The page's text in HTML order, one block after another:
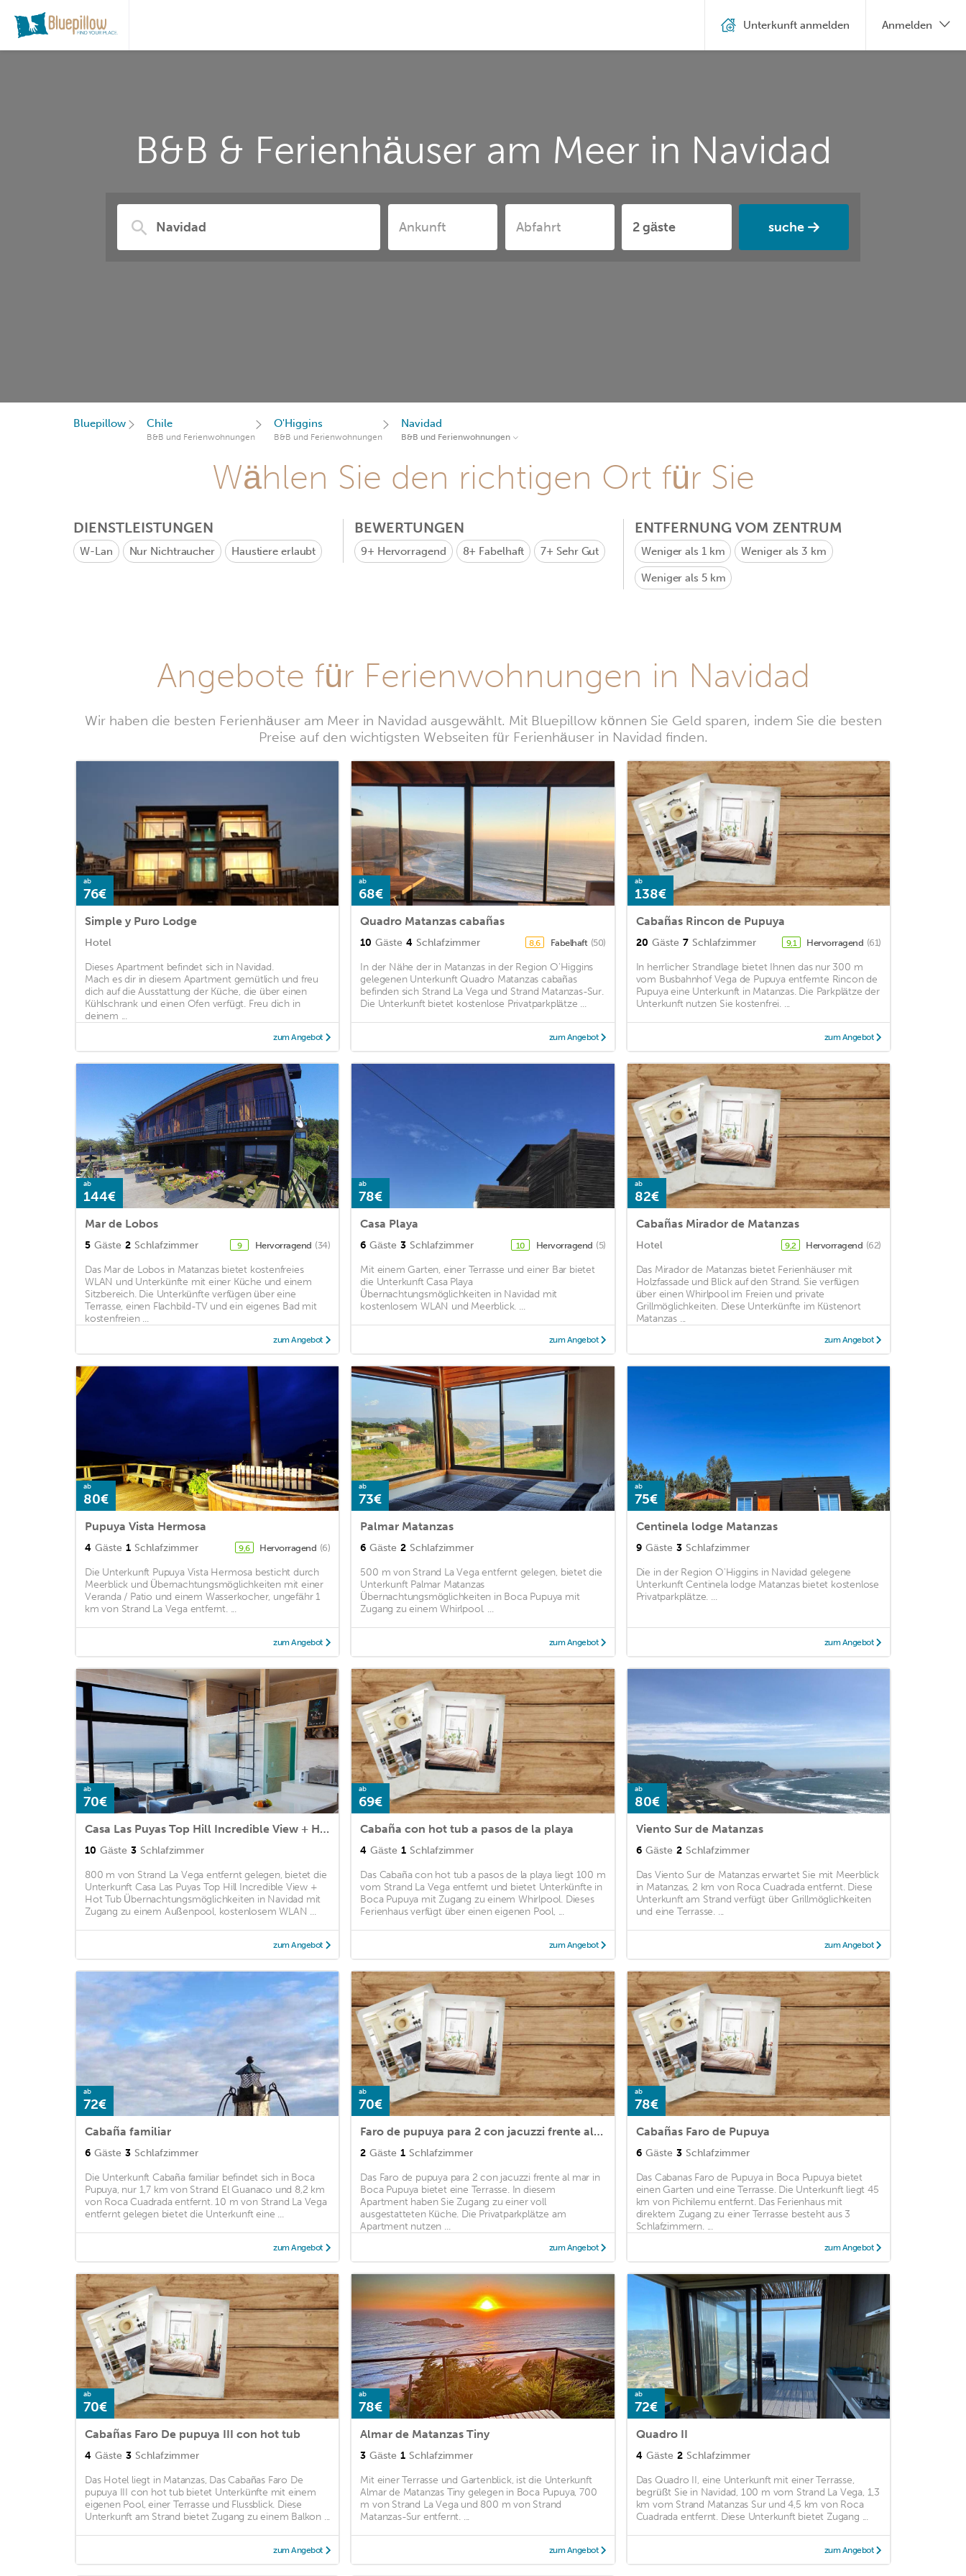
B&B & Ferienhäuser am Meer in Navidad
suche
Unterkunft anmelden Anmelden
Bluepillow Chile
B&B und Ferienwohnungen
O'Higgins
B&B und Ferienwohnungen
Navidad
B&B und Ferienwohnungen
Wählen Sie den richtigen Ort für Sie
DIENSTLEISTUNGEN
W-Lan Nur Nichtraucher Haustiere erlaubt
BEWERTUNGEN
9+ Hervorragend 8+ Fabelhaft 7+ Sehr Gut
ENTFERNUNG VOM ZENTRUM
Weniger als 1 km Weniger als 3 km
Weniger als 5 km
Angebote für Ferienwohnungen in Navidad
Wir haben die besten Ferienhäuser am Meer in Navidad ausgewählt. Mit Bluepillow können Sie Geld sparen, indem Sie die besten
Preise auf den wichtigsten Webseiten für Ferienhäuser in Navidad finden.
ab
76€
Simple y Puro Lodge
Hotel
Dieses Apartment befindet sich in Navidad.
Mach es dir in diesem Apartment gemütlich und freu
dich auf die Ausstattung der Küche, die über einen
Kühlschrank und einen Ofen verfügt. Freu dich in
deinem ...
zum Angebot
ab
68€
Quadro Matanzas cabañas
10 Gäste 4 Schlafzimmer 8,6 Fabelhaft (50)
In der Nähe der in Matanzas in der Region O'Higgins
gelegenen Unterkunft Quadro Matanzas cabañas
befinden sich Strand La Vega und Strand Matanzas-Sur.
Die Unterkunft bietet kostenlose Privatparkplätze ...
zum Angebot
ab
138€
Cabañas Rincon de Pupuya
20 Gäste 7 Schlafzimmer 9,1 Hervorragend (61)
In herrlicher Strandlage bietet Ihnen das nur 300 m
vom Busbahnhof Vega de Pupuya entfernte Rincon de
Pupuya eine Unterkunft in Matanzas. Die Parkplätze der
Unterkunft nutzen Sie kostenfrei. ...
zum Angebot
ab
144€
Mar de Lobos
5 Gäste 2 Schlafzimmer 9 Hervorragend (34)
Das Mar de Lobos in Matanzas bietet kostenfreies
WLAN und Unterkünfte mit einer Küche und einem
Sitzbereich. Die Unterkünfte verfügen über eine
Terrasse, einen Flachbild-TV und ein eigenes Bad mit
kostenfreien ...
zum Angebot
ab
78€
Casa Playa
6 Gäste 3 Schlafzimmer 10 Hervorragend (5)
Mit einem Garten, einer Terrasse und einer Bar bietet
die Unterkunft Casa Playa
Übernachtungsmöglichkeiten in Navidad mit
kostenlosem WLAN und Meerblick. ...
zum Angebot
ab
82€
Cabañas Mirador de Matanzas
Hotel 9,2 Hervorragend (62)
Das Mirador de Matanzas bietet Ferienhäuser mit
Holzfassade und Blick auf den Strand. Sie verfügen
über einen Whirlpool im Freien und private
Grillmöglichkeiten. Diese Unterkünfte im Küstenort
Matanzas ...
zum Angebot
ab
80€
Pupuya Vista Hermosa
4 Gäste 1 Schlafzimmer 9,6 Hervorragend (6)
Die Unterkunft Pupuya Vista Hermosa besticht durch
Meerblick und Übernachtungsmöglichkeiten mit einer
Veranda / Patio und einem Wasserkocher, ungefähr 1
km von Strand La Vega entfernt. ...
zum Angebot
ab
73€
Palmar Matanzas
6 Gäste 2 Schlafzimmer
500 m von Strand La Vega entfernt gelegen, bietet die
Unterkunft Palmar Matanzas
Übernachtungsmöglichkeiten in Boca Pupuya mit
Zugang zu einem Whirlpool. ...
zum Angebot
ab
75€
Centinela lodge Matanzas
9 Gäste 3 Schlafzimmer
Die in der Region O'Higgins in Navidad gelegene
Unterkunft Centinela lodge Matanzas bietet kostenlose
Privatparkplätze. ...
zum Angebot
ab
70€
Casa Las Puyas Top Hill Incredible View + Hot Tub
10 Gäste 3 Schlafzimmer
800 m von Strand La Vega entfernt gelegen, bietet die
Unterkunft Casa Las Puyas Top Hill Incredible View +
Hot Tub Übernachtungsmöglichkeiten in Navidad mit
Zugang zu einem Außenpool, kostenlosem WLAN ...
zum Angebot
ab
69€
Cabaña con hot tub a pasos de la playa
4 Gäste 1 Schlafzimmer
Das Cabaña con hot tub a pasos de la playa liegt 100 m
vom Strand La Vega entfernt und bietet Unterkünfte in
Boca Pupuya mit Zugang zu einem Whirlpool. Dieses
Ferienhaus verfügt über einen eigenen Pool, ...
zum Angebot
ab
80€
Viento Sur de Matanzas
6 Gäste 2 Schlafzimmer
Das Viento Sur de Matanzas erwartet Sie mit Meerblick
in Matanzas, 2 km von Roca Cuadrada entfernt. Diese
Unterkunft am Strand verfügt über Grillmöglichkeiten
und eine Terrasse. ...
zum Angebot
ab
72€
Cabaña familiar
6 Gäste 3 Schlafzimmer
Die Unterkunft Cabaña familiar befindet sich in Boca
Pupuya, nur 1,7 km von Strand El Guanaco und 8,2 km
von Roca Cuadrada entfernt. 10 m von Strand La Vega
entfernt gelegen bietet die Unterkunft eine ...
zum Angebot
ab
70€
Faro de pupuya para 2 con jacuzzi frente al mar
2 Gäste 1 Schlafzimmer
Das Faro de pupuya para 2 con jacuzzi frente al mar in
Boca Pupuya bietet eine Terrasse. In diesem
Apartment haben Sie Zugang zu einer voll
ausgestatteten Küche. Die Privatparkplätze am
Apartment nutzen ...
zum Angebot
ab
78€
Cabañas Faro de Pupuya
6 Gäste 3 Schlafzimmer
Das Cabanas Faro de Pupuya in Boca Pupuya bietet
einen Garten und eine Terrasse. Die Unterkunft liegt 45
km von Pichilemu entfernt. Das Ferienhaus mit
direktem Zugang zu einer Terrasse besteht aus 3
Schlafzimmern. ...
zum Angebot
ab
70€
Cabañas Faro De pupuya III con hot tub
4 Gäste 3 Schlafzimmer
Das Hotel liegt in Matanzas, Das Cabañas Faro De
pupuya III con hot tub bietet Unterkünfte mit einem
eigenen Pool, einer Terrasse und Flussblick. Diese
Unterkunft am Strand bietet Zugang zu einem Balkon ...
zum Angebot
ab
78€
Almar de Matanzas Tiny
3 Gäste 1 Schlafzimmer
Mit einer Terrasse und Gartenblick, ist die Unterkunft
Almar de Matanzas Tiny gelegen in Boca Pupuya, 700
m von Strand La Vega und 800 m von Strand
Matanzas-Sur entfernt. ...
zum Angebot
ab
72€
Quadro II
4 Gäste 2 Schlafzimmer
Das Quadro II, eine Unterkunft mit einer Terrasse,
begrüßt Sie in Navidad, 100 m vom Strand La Vega, 1,3
km vom Strand Matanzas Sur und 4,5 km von Roca
Cuadrada entfernt. Diese Unterkunft bietet Zugang ...
zum Angebot